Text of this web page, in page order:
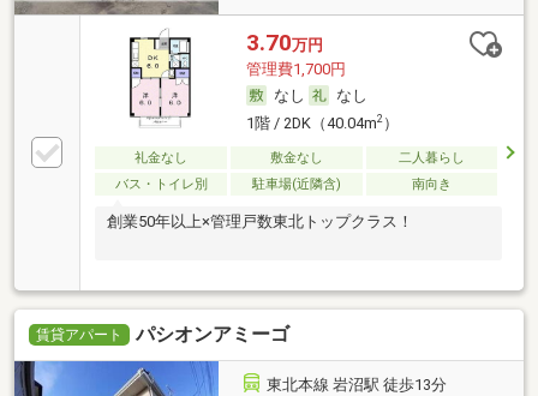
3.70万円
管理費1,700円
なし
なし
1階 / 2DK（40.04m2）
礼金なし 敷金なし
二人暮らし
バス・トイレ別
駐車場(近隣含) 南向き
創業50年以上×管理戸数東北トップクラス！
賃貸アパート パシオンアミーゴ
東北本線 岩沼駅 徒歩13分